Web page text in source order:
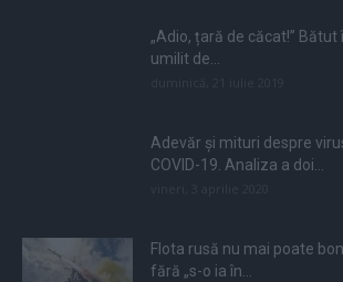
„Adio, țară de căcat!”
umilit de...
Adevăr și mituri despre
COVID-19. Analiza a doi...
Flota rusă nu mai poate
fără „s-o ia în...